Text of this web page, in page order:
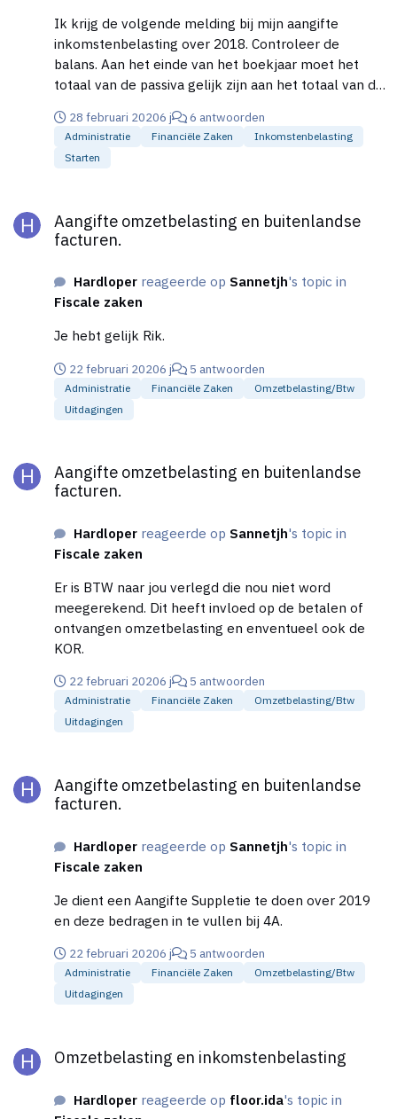
Ik krijg de volgende melding bij mijn aangifte
inkomstenbelasting over 2018. Controleer de
balans. Aan het einde van het boekjaar moet het
totaal van de passiva gelijk zijn aan het totaal van de
op 31-12-2018 was het saldo op de rekening 2997
EUR. Op 31-12-2018 had ik: 837 EUR aan
Openstaande vorderingen handelsdebiteuren 1946
juist logisch dat het bedrag van de vorderingen niet
gelijk is aan de schulden.
28 februari 20206 j 6 antwoorden
Administratie Financiële Zaken
Inkomstenbelasting
Starten
Aangifte omzetbelasting en buitenlandse
facturen.
Hardloper reageerde op Sannetjh's topic in
Fiscale zaken
Je hebt gelijk Rik.
22 februari 20206 j 5 antwoorden
Administratie Financiële Zaken
Omzetbelasting/btw
Uitdagingen
Aangifte omzetbelasting en buitenlandse
facturen.
Hardloper reageerde op Sannetjh's topic in
Fiscale zaken
Er is BTW naar jou verlegd die nou niet word
meegerekend. Dit heeft invloed op de betalen of
ontvangen omzetbelasting en enventueel ook de
KOR.
22 februari 20206 j 5 antwoorden
Administratie Financiële Zaken
Omzetbelasting/btw
Uitdagingen
Aangifte omzetbelasting en buitenlandse
facturen.
Hardloper reageerde op Sannetjh's topic in
Fiscale zaken
Je dient een Aangifte Suppletie te doen over 2019
en deze bedragen in te vullen bij 4A.
22 februari 20206 j 5 antwoorden
Administratie Financiële Zaken
Omzetbelasting/btw
Uitdagingen
Omzetbelasting en inkomstenbelasting
Hardloper reageerde op floor.ida's topic in